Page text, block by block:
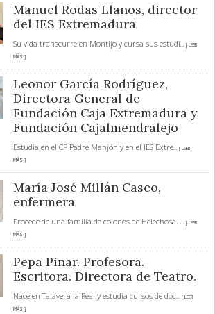
Manuel Rodas Llanos, director
del IES Extremadura
Su vida transcurre en Montijo y cursa sus estudi... [ LEER
MÁS ]
Leonor García Rodríguez,
Directora General de
Fundación Caja Extremadura y
Fundación Cajalmendralejo
Estudia en el CP Padre Manjón y en el IES Extre... [ LEER
MÁS ]
María José Millán Casco,
enfermera
Procede de una familia de colonos de Helechosa.
... [ LEER
MÁS ]
Pepa Pinar. Profesora.
Escritora. Directora de Teatro.
Nace en Talavera la Real y estudia cursos de doc... [ LEER
MÁS ]